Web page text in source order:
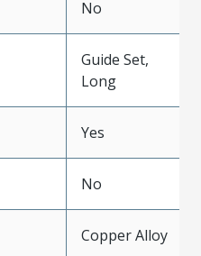
No
Guide Set,
Long
Yes
No
Copper Alloy